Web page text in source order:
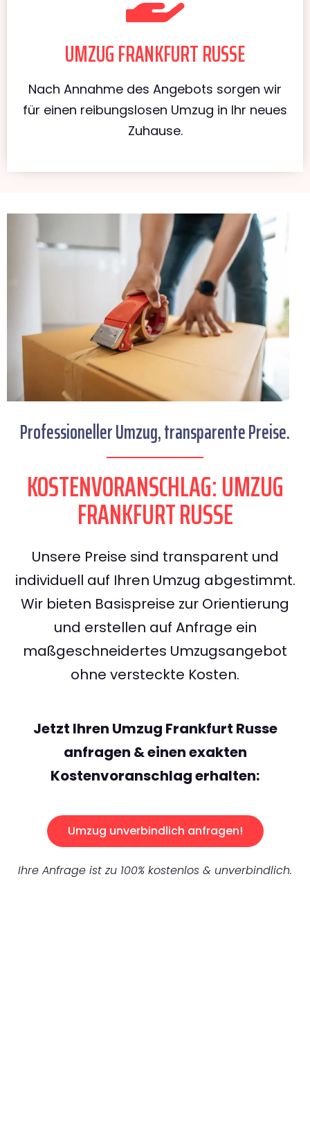
UMZUG FRANKFURT RUSSE
Nach Annahme des Angebots sorgen wir
für einen reibungslosen Umzug in Ihr neues
Zuhause.
Professioneller Umzug, transparente Preise.
KOSTENVORANSCHLAG: UMZUG
FRANKFURT RUSSE
Unsere Preise sind transparent und
individuell auf Ihren Umzug abgestimmt.
Wir bieten Basispreise zur Orientierung
und erstellen auf Anfrage ein
maßgeschneidertes Umzugsangebot
ohne versteckte Kosten.
Jetzt Ihren Umzug Frankfurt Russe
anfragen & einen exakten
Kostenvoranschlag erhalten:
Umzug unverbindlich anfragen!
Ihre Anfrage ist zu 100% kostenlos & unverbindlich.